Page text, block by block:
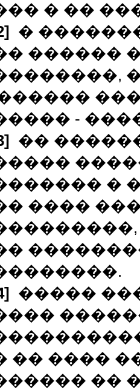
� ��
�
������
-
��
�
����
�����
�� ����
��